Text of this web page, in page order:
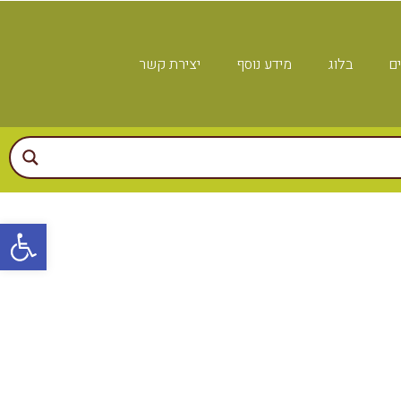
בלוג מידע נוסף יצירת קשר